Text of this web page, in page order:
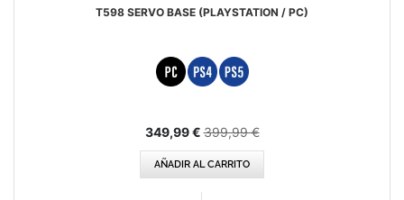
T598 SERVO BASE (PLAYSTATION / PC)
Precio
349,99 € 399,99 €
AÑADIR AL CARRITO